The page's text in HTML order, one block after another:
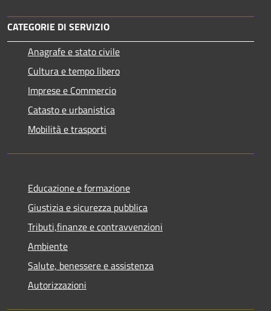
CATEGORIE DI SERVIZIO
Anagrafe e stato civile
Cultura e tempo libero
Imprese e Commercio
Catasto e urbanistica
Mobilità e trasporti
Educazione e formazione
Giustizia e sicurezza pubblica
Tributi,finanze e contravvenzioni
Ambiente
Salute, benessere e assistenza
Autorizzazioni